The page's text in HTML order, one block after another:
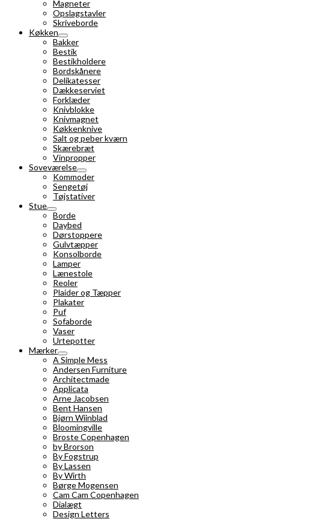
Magneter
Opslagstavler
Skriveborde
Køkken
Bakker
Bestik
Bestikholdere
Bordskånere
Delikatesser
Dækkeserviet
Forklæder
Knivblokke
Knivmagnet
Køkkenknive
Salt og peber kværn
Skærebræt
Vinpropper
Soveværelse
Kommoder
Sengetøj
Tøjstativer
Stue
Borde
Daybed
Dørstoppere
Gulvtæpper
Konsolborde
Lamper
Lænestole
Reoler
Plaider og Tæpper
Plakater
Puf
Sofaborde
Vaser
Urtepotter
Mærker
A Simple Mess
Andersen Furniture
Architectmade
Applicata
Arne Jacobsen
Bent Hansen
Bjørn Wiinblad
Bloomingville
Broste Copenhagen
by Brorson
By Fogstrup
By Lassen
By Wirth
Børge Mogensen
Cam Cam Copenhagen
Dialægt
Design Letters